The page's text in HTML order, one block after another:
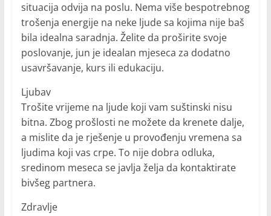
situacija odvija na poslu. Nema više bespotrebnog
trošenja energije na neke ljude sa kojima nije baš
bila idealna saradnja. Želite da proširite svoje
poslovanje, jun je idealan mjeseca za dodatno
usavršavanje, kurs ili edukaciju.
Ljubav
Trošite vrijeme na ljude koji vam suštinski nisu
bitna. Zbog prošlosti ne možete da krenete dalje,
a mislite da je rješenje u provođenju vremena sa
ljudima koji vas crpe. To nije dobra odluka,
sredinom meseca se javlja želja da kontaktirate
bivšeg partnera.
Zdravlje